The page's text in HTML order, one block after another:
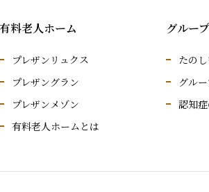
有料老人ホーム
プレザンリュクス
プレザングラン
プレザンメゾン
有料老人ホームとは
グルー
たの
グル
認知